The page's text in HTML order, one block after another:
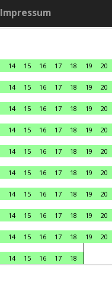
Impressum
14 15 16 17 18 19 20
14 15 16 17 18 19 20
14 15 16 17 18 19 20
14 15 16 17 18 19 20
14 15 16 17 18 19 20
14 15 16 17 18 19 20
14 15 16 17 18 19 20
14 15 16 17 18 19 20
14 15 16 17 18 19 20
14 15 16 17 18